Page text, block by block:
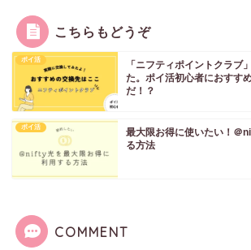
こちらもどうぞ
ポイ活
「ニフティポイントクラブ
た。ポイ活初心者におすす
だ！？
ポイ活
最大限お得に使いたい！＠
る方法
COMMENT